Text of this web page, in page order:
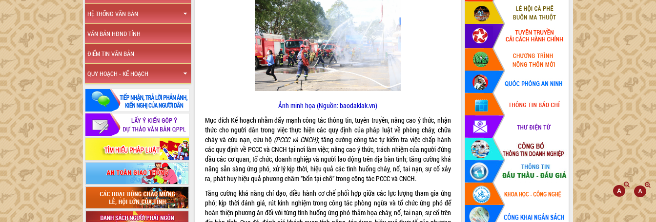
HỆ THỐNG VĂN BẢN
VĂN BẢN HĐND TỈNH
ĐIỂM TIN VĂN BẢN
QUY HOẠCH - KẾ HOẠCH
Ảnh minh họa (Nguồn: baodaklak.vn)
Mục đích Kế hoạch nhằm đẩy mạnh công tác thông tin, tuyên truyền, nâng cao ý thức, nhận
thức cho người dân trong việc thực hiện các quy định của pháp luật về phòng cháy, chữa
cháy và cứu nạn, cứu hộ (PCCC và CNCH); tăng cường công tác tự kiểm tra việc chấp hành
các quy định về PCCC và CNCH tại nơi làm việc; nâng cao ý thức, trách nhiệm của người đứng
đầu các cơ quan, tổ chức, doanh nghiệp và người lao động trên địa bàn tỉnh; tăng cường khả
năng sẵn sàng ứng phó, xử lý kịp thời, hiệu quả các tình huống cháy, nổ, tai nạn, sự cố xảy
ra, phát huy hiệu quả phương châm “bốn tại chỗ” trong công tác PCCC và CNCH.
Tăng cường khả năng chỉ đạo, điều hành cơ chế phối hợp giữa các lực lượng tham gia ứng
phó; kịp thời đánh giá, rút kinh nghiệm trong công tác phòng ngừa và tổ chức ứng phó để
hoàn thiện phương án đối với từng tình huống ứng phó thảm họa cháy, nổ, tai nạn, sự cố trên